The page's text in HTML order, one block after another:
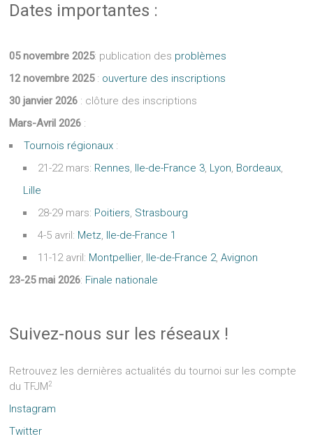
Dates importantes :
05 novembre 2025: publication des problèmes
12 novembre 2025 : ouverture des inscriptions
30 janvier 2026 : clôture des inscriptions
Mars-Avril 2026 :
Tournois régionaux :
21-22 mars: Rennes, Ile-de-France 3, Lyon, Bordeaux,
Lille
28-29 mars: Poitiers, Strasbourg
4-5 avril: Metz, Ile-de-France 1
11-12 avril: Montpellier, Ile-de-France 2,Avignon
23-25 mai 2026: Finale nationale
Suivez-nous sur les réseaux !
Retrouvez les dernières actualités du tournoi sur les compte
du TFJM2
Instagram
Twitter